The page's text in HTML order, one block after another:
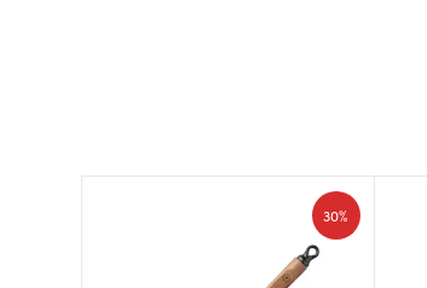
30%